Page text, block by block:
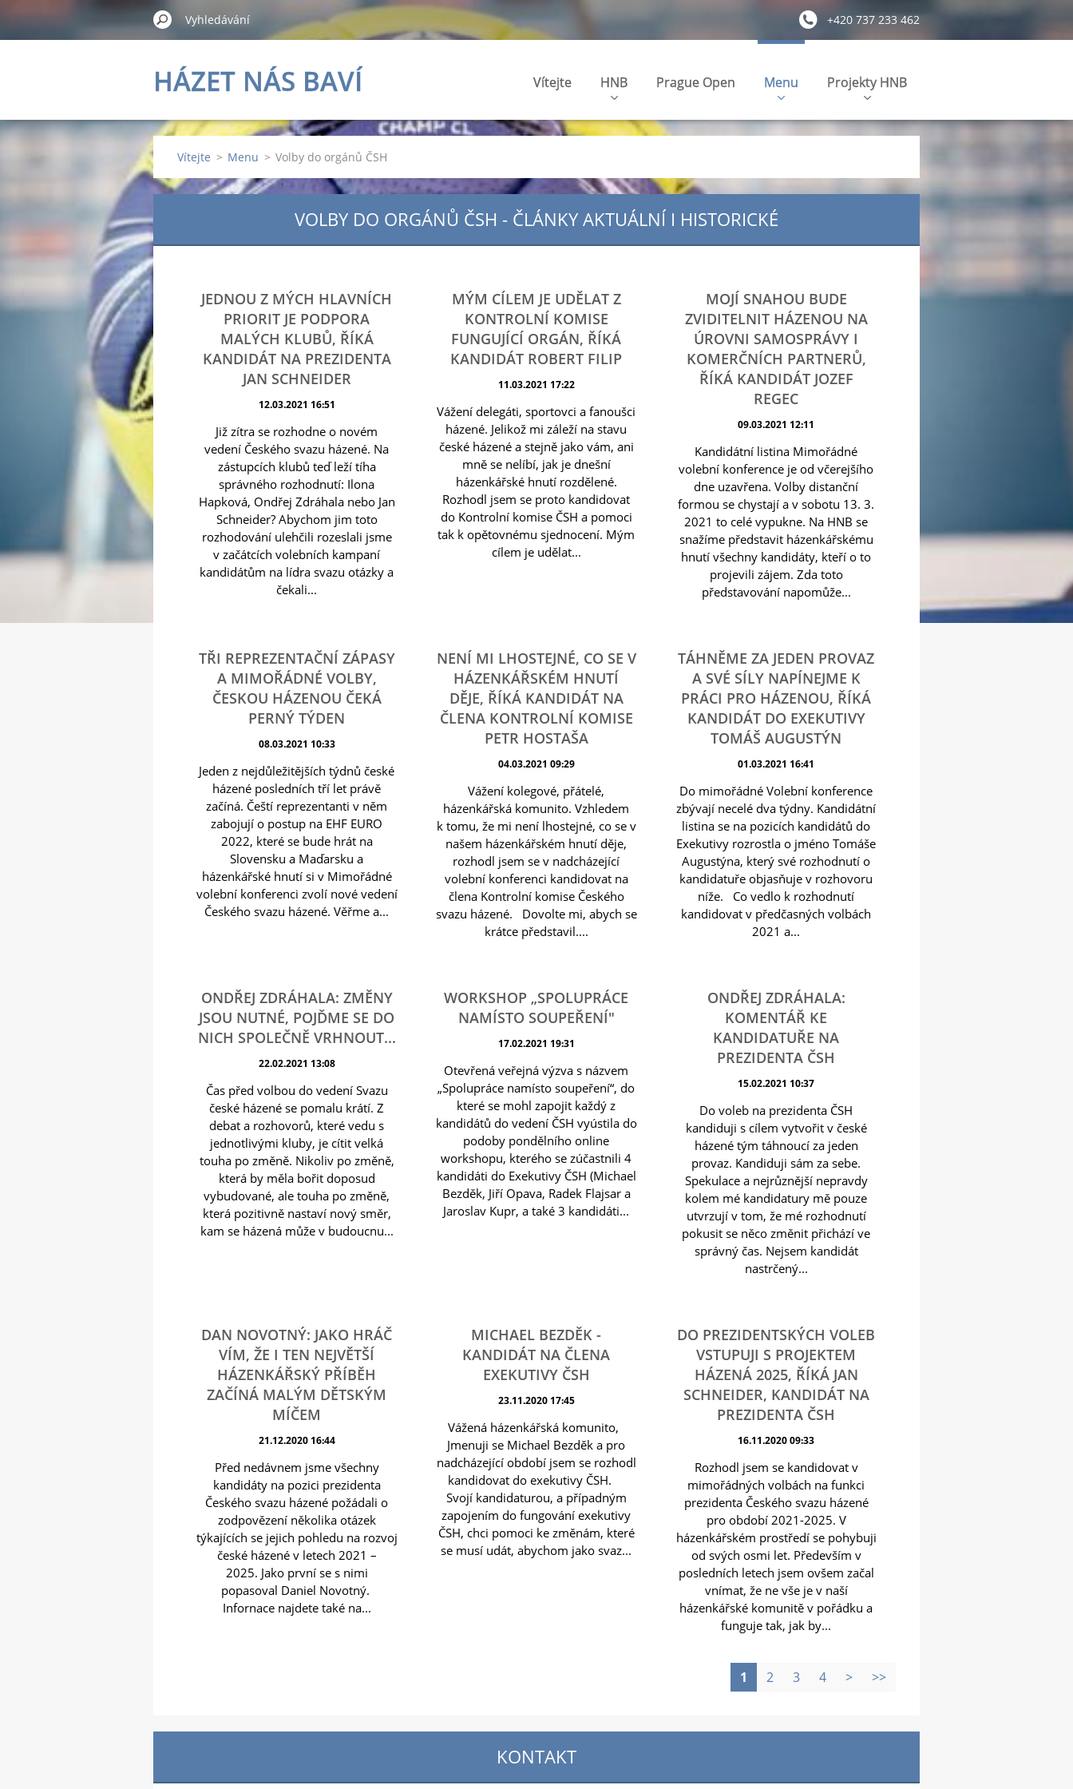
+420 737 233 462
HÁZET NÁS BAVÍ Vítejte HNB Prague Open Menu Projekty HNB
Vítejte > Menu > Volby do orgánů ČSH
VOLBY DO ORGÁNŮ ČSH - ČLÁNKY AKTUÁLNÍ I HISTORICKÉ
JEDNOU Z MÝCH HLAVNÍCH
PRIORIT JE PODPORA
MALÝCH KLUBŮ, ŘÍKÁ
KANDIDÁT NA PREZIDENTA
JAN SCHNEIDER
12.03.2021 16:51
Již zítra se rozhodne o novém
vedení Českého svazu házené. Na
zástupcích klubů teď leží tíha
správného rozhodnutí: Ilona
Hapková, Ondřej Zdráhala nebo Jan
Schneider? Abychom jim toto
rozhodování ulehčili rozeslali jsme
v začátcích volebních kampaní
kandidátům na lídra svazu otázky a
čekali...
MÝM CÍLEM JE UDĚLAT Z
KONTROLNÍ KOMISE
FUNGUJÍCÍ ORGÁN, ŘÍKÁ
KANDIDÁT ROBERT FILIP
11.03.2021 17:22
Vážení delegáti, sportovci a fanoušci
házené. Jelikož mi záleží na stavu
české házené a stejně jako vám, ani
mně se nelíbí, jak je dnešní
házenkářské hnutí rozdělené.
Rozhodl jsem se proto kandidovat
do Kontrolní komise ČSH a pomoci
tak k opětovnému sjednocení. Mým
cílem je udělat...
MOJÍ SNAHOU BUDE
ZVIDITELNIT HÁZENOU NA
ÚROVNI SAMOSPRÁVY I
KOMERČNÍCH PARTNERŮ,
ŘÍKÁ KANDIDÁT JOZEF
REGEC
09.03.2021 12:11
Kandidátní listina Mimořádné
volební konference je od včerejšího
dne uzavřena. Volby distanční
formou se chystají a v sobotu 13. 3.
2021 to celé vypukne. Na HNB se
snažíme představit házenkářskému
hnutí všechny kandidáty, kteří o to
projevili zájem. Zda toto
představování napomůže...
TŘI REPREZENTAČNÍ ZÁPASY
A MIMOŘÁDNÉ VOLBY,
ČESKOU HÁZENOU ČEKÁ
PERNÝ TÝDEN
08.03.2021 10:33
Jeden z nejdůležitějších týdnů české
házené posledních tří let právě
začíná. Čeští reprezentanti v něm
zabojují o postup na EHF EURO
2022, které se bude hrát na
Slovensku a Maďarsku a
házenkářské hnutí si v Mimořádné
volební konferenci zvolí nové vedení
Českého svazu házené. Věřme a...
NENÍ MI LHOSTEJNÉ, CO SE V
HÁZENKÁŘSKÉM HNUTÍ
DĚJE, ŘÍKÁ KANDIDÁT NA
ČLENA KONTROLNÍ KOMISE
PETR HOSTAŠA
04.03.2021 09:29
Vážení kolegové, přátelé,
házenkářská komunito. Vzhledem
k tomu, že mi není lhostejné, co se v
našem házenkářském hnutí děje,
rozhodl jsem se v nadcházející
volební konferenci kandidovat na
člena Kontrolní komise Českého
svazu házené. Dovolte mi, abych se
krátce představil....
TÁHNĚME ZA JEDEN PROVAZ
A SVÉ SÍLY NAPÍNEJME K
PRÁCI PRO HÁZENOU, ŘÍKÁ
KANDIDÁT DO EXEKUTIVY
TOMÁŠ AUGUSTÝN
01.03.2021 16:41
Do mimořádné Volební konference
zbývají necelé dva týdny. Kandidátní
listina se na pozicích kandidátů do
Exekutivy rozrostla o jméno Tomáše
Augustýna, který své rozhodnutí o
kandidatuře objasňuje v rozhovoru
níže. Co vedlo k rozhodnutí
kandidovat v předčasných volbách
2021 a...
ONDŘEJ ZDRÁHALA: ZMĚNY
JSOU NUTNÉ, POJĎME SE DO
NICH SPOLEČNĚ VRHNOUT...
22.02.2021 13:08
Čas před volbou do vedení Svazu
české házené se pomalu krátí. Z
debat a rozhovorů, které vedu s
jednotlivými kluby, je cítit velká
touha po změně. Nikoliv po změně,
která by měla bořit doposud
vybudované, ale touha po změně,
která pozitivně nastaví nový směr,
kam se házená může v budoucnu...
WORKSHOP „SPOLUPRÁCE
NAMÍSTO SOUPEŘENÍ"
17.02.2021 19:31
Otevřená veřejná výzva s názvem
„Spolupráce namísto soupeření“, do
které se mohl zapojit každý z
kandidátů do vedení ČSH vyústila do
podoby pondělního online
workshopu, kterého se zúčastnili 4
kandidáti do Exekutivy ČSH (Michael
Bezděk, Jiří Opava, Radek Flajsar a
Jaroslav Kupr, a také 3 kandidáti...
ONDŘEJ ZDRÁHALA:
KOMENTÁŘ KE
KANDIDATUŘE NA
PREZIDENTA ČSH
15.02.2021 10:37
Do voleb na prezidenta ČSH
kandiduji s cílem vytvořit v české
házené tým táhnoucí za jeden
provaz. Kandiduji sám za sebe.
Spekulace a nejrůznější nepravdy
kolem mé kandidatury mě pouze
utvrzují v tom, že mé rozhodnutí
pokusit se něco změnit přichází ve
správný čas. Nejsem kandidát
nastrčený...
DAN NOVOTNÝ: JAKO HRÁČ
VÍM, ŽE I TEN NEJVĚTŠÍ
HÁZENKÁŘSKÝ PŘÍBĚH
ZAČÍNÁ MALÝM DĚTSKÝM
MÍČEM
21.12.2020 16:44
Před nedávnem jsme všechny
kandidáty na pozici prezidenta
Českého svazu házené požádali o
zodpovězení několika otázek
týkajících se jejich pohledu na rozvoj
české házené v letech 2021 –
2025. Jako první se s nimi
popasoval Daniel Novotný.
Infornace najdete také na...
MICHAEL BEZDĚK -
KANDIDÁT NA ČLENA
EXEKUTIVY ČSH
23.11.2020 17:45
Vážená házenkářská komunito,
Jmenuji se Michael Bezděk a pro
nadcházející období jsem se rozhodl
kandidovat do exekutivy ČSH.
Svojí kandidaturou, a případným
zapojením do fungování exekutivy
ČSH, chci pomoci ke změnám, které
se musí udát, abychom jako svaz...
DO PREZIDENTSKÝCH VOLEB
VSTUPUJI S PROJEKTEM
HÁZENÁ 2025, ŘÍKÁ JAN
SCHNEIDER, KANDIDÁT NA
PREZIDENTA ČSH
16.11.2020 09:33
Rozhodl jsem se kandidovat v
mimořádných volbách na funkci
prezidenta Českého svazu házené
pro období 2021-2025. V
házenkářském prostředí se pohybuji
od svých osmi let. Především v
posledních letech jsem ovšem začal
vnímat, že ne vše je v naší
házenkářské komunitě v pořádku a
funguje tak, jak by...
1 2 3 4 > >>
KONTAKT